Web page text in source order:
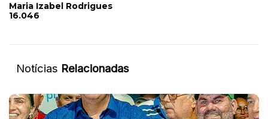
Maria Izabel Rodrigues
16.046
Notícias Relacionadas